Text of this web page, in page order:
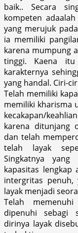
baik.. Secara
kompeten
yang merujuk
ia memiliki
karena mumpung
tinggi. Kaena itu
karakternya
yang handal. Ciri-
Telah memiliki
memiliki kharisma
kecakapan/
karena ditunjang
dan telah
telah layak
Singkatnya
kapasitas lengkap
intergritas penuh,
layak menjadi
Telah
dipenuhi sebagi
dirinya layak